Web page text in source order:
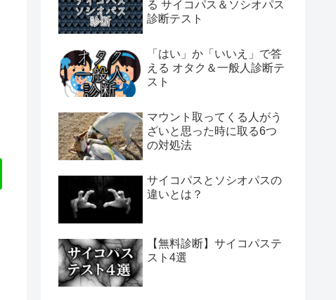
る サイコパス＆ソシオパス
診断テスト
「はい」か「いいえ」で答
える オタク＆一般人診断テ
スト
マウント取ってくる人がう
ざいと思った時に取る6つ
の対処法
サイコパスとソシオパスの
違いとは？
【無料診断】サイコパステ
スト4選